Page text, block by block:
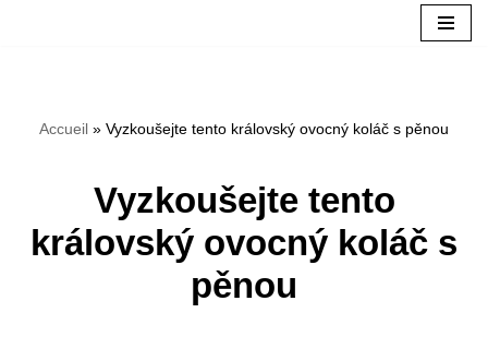
obsah
Accueil » Vyzkoušejte tento královský ovocný koláč s pěnou
Vyzkoušejte tento
královský ovocný koláč s
pěnou